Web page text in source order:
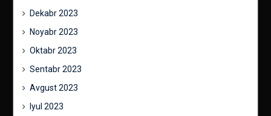
Dekabr 2023
Noyabr 2023
Oktabr 2023
Sentabr 2023
Avgust 2023
Iyul 2023